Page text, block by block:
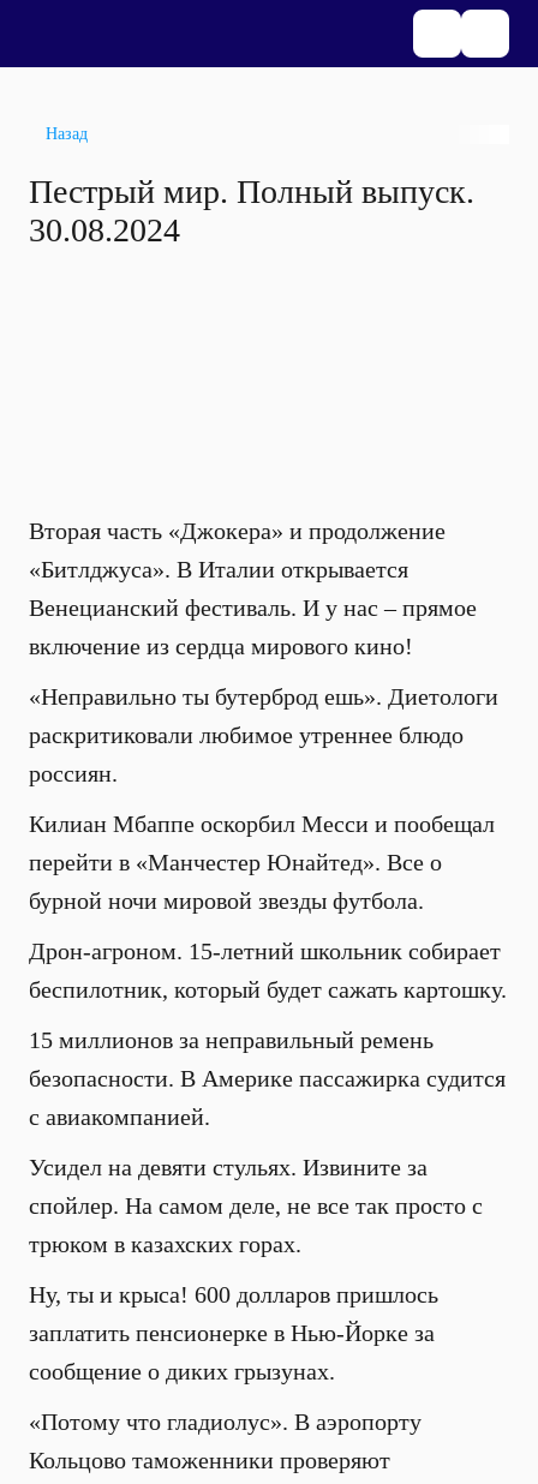
Назад
Пестрый мир. Полный выпуск.
30.08.2024
Вторая часть «Джокера» и продолжение
«Битлджуса». В Италии открывается
Венецианский фестиваль. И у нас – прямое
включение из сердца мирового кино!
«Неправильно ты бутерброд ешь». Диетологи
раскритиковали любимое утреннее блюдо
россиян.
Килиан Мбаппе оскорбил Месси и пообещал
перейти в «Манчестер Юнайтед». Все о
бурной ночи мировой звезды футбола.
Дрон-агроном. 15-летний школьник собирает
беспилотник, который будет сажать картошку.
15 миллионов за неправильный ремень
безопасности. В Америке пассажирка судится
с авиакомпанией.
Усидел на девяти стульях. Извините за
спойлер. На самом деле, не все так просто с
трюком в казахских горах.
Ну, ты и крыса! 600 долларов пришлось
заплатить пенсионерке в Нью-Йорке за
сообщение о диких грызунах.
«Потому что гладиолус». В аэропорту
Кольцово таможенники проверяют